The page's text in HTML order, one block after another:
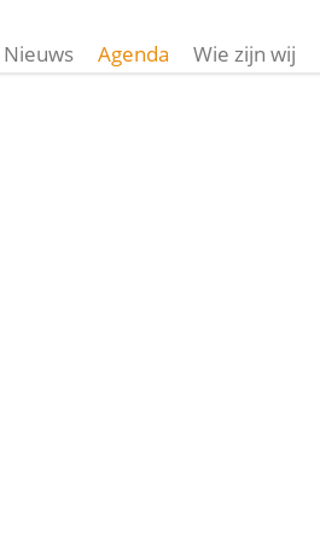
Nieuws Agenda Wie zijn wij